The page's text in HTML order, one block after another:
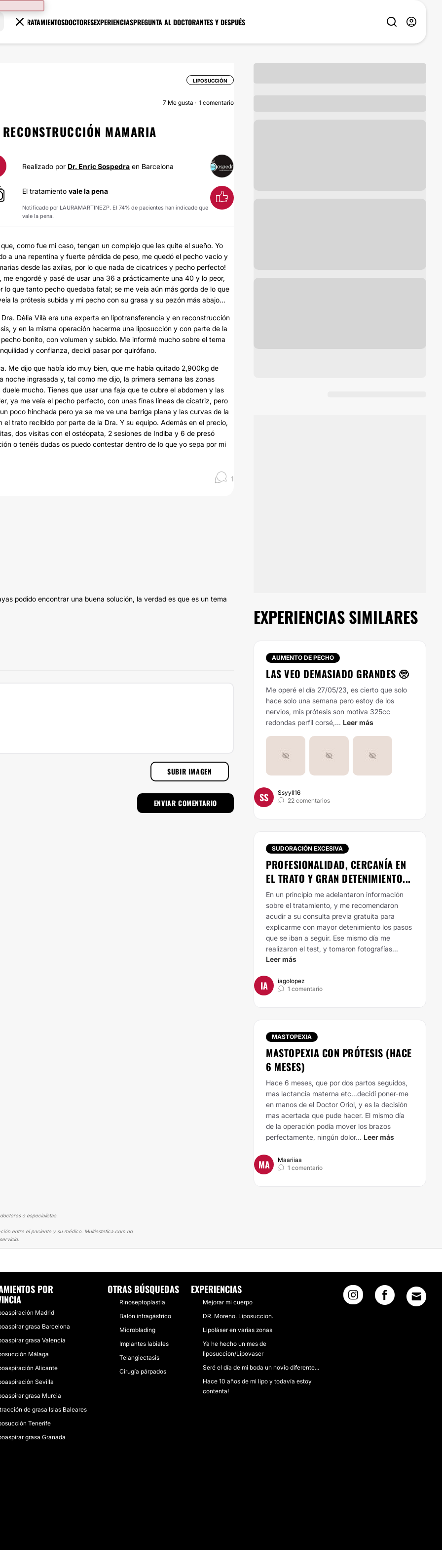
TRATAMIENTOSDOCTORESEXPERIENCIASPREGUNTA AL DOCTORANTES Y DESPUÉS
LIPOSUCCIÓN
7 Me gusta 1 comentario
MAMARIA
Realizado por Dr. Enric Sospedra en Barcelona
El tratamiento vale la pena
Notificado por LAURAMARTINEZP. El 74% de pacientes han indicado que
vale la pena.
como fue mi caso, tengan un complejo que les quite el sueño. Yo
a una repentina y fuerte pérdida de peso, me quedó el pecho vacío y
desde las axilas, por lo que nada de cicatrices y pecho perfecto!
engordé y pasé de usar una 36 a prácticamente una 40 y lo peor,
que tanto pecho quedaba fatal; se me veía aún más gorda de lo que
la prótesis subida y mi pecho con su grasa y su pezón más abajo...
Dèlia Vilà era una experta en lipotransferencia y en reconstrucción
y en la misma operación hacerme una liposucción y con parte de la
bonito, con volumen y subido. Me informé mucho sobre el tema
y confianza, decidí pasar por quirófano.
Me dijo que había ido muy bien, que me había quitado 2,900kg de
ingrasada y, tal como me dijo, la primera semana las zonas
mucho. Tienes que usar una faja que te cubre el abdomen y las
ya me veía el pecho perfecto, con unas finas líneas de cicatriz, pero
poco hinchada pero ya se me ve una barriga plana y las curvas de la
trato recibido por parte de la Dra. Y su equipo. Además en el precio,
dos visitas con el ostéopata, 2 sesiones de Indiba y 6 de presó
o tenéis dudas os puedo contestar dentro de lo que yo sepa por mi
1
podido encontrar una buena solución, la verdad es que es un tema
SUBIR IMAGEN
EXPERIENCIAS SIMILARES
AUMENTO DE PECHO
LAS VEO DEMASIADO GRANDES 🥺
Me operé el día 27/05/23, es cierto que solo
hace solo una semana pero estoy de los
nervios, mis prótesis son motiva 325cc
redondas perfil corsé,... Leer más
SS
Ssyyll16
22 comentarios
SUDORACIÓN EXCESIVA
PROFESIONALIDAD, CERCANÍA EN
EL TRATO Y GRAN DETENIMIENTO...
En un principio me adelantaron información
sobre el tratamiento, y me recomendaron
acudir a su consulta previa gratuita para
explicarme con mayor detenimiento los pasos
que se iban a seguir. Ese mismo día me
realizaron el test, y tomaron fotografías...
Leer más
IA
iagolopez
1 comentario
MASTOPEXIA
MASTOPEXIA CON PRÓTESIS (HACE
6 MESES)
Hace 6 meses, que por dos partos seguidos,
mas lactancia materna etc...decidí poner-me
en manos de el Doctor Oriol, y es la decisión
mas acertada que pude hacer. El mismo día
de la operación podía mover los brazos
perfectamente, ningún dolor... Leer más
MA
Maariiaa
1 comentario
o especialistas.
entre el paciente y su médico. Multiestetica.com no
POR
Madrid
grasa Barcelona
grasa Valencia
Málaga
Alicante
Sevilla
grasa Murcia
de grasa Islas Baleares
Tenerife
grasa Granada
OTRAS BÚSQUEDAS
Rinoseptoplastia
Balón intragástrico
Microblading
Implantes labiales
Telangiectasis
Cirugía párpados
EXPERIENCIAS
Mejorar mi cuerpo
DR. Moreno. Liposuccion.
Lipoláser en varias zonas
Ya he hecho un mes de
liposuccion/Lipovaser
Seré el día de mi boda un novio diferente...
Hace 10 años de mi lipo y todavía estoy
contenta!